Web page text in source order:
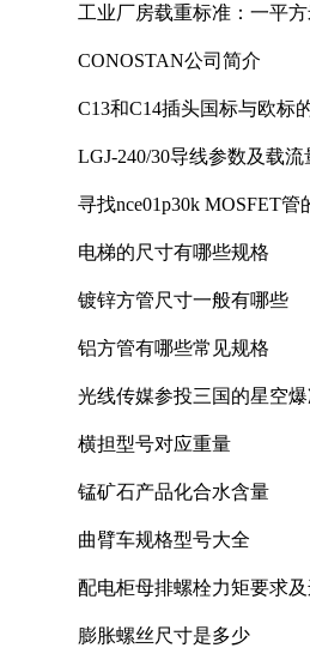
工业厂房载重标准：一平
CONOSTAN公司简介
C13和C14插头国标与欧标
LGJ-240/30导线参数及载流
寻找nce01p30k MOSFET
电梯的尺寸有哪些规格
镀锌方管尺寸一般有哪些
铝方管有哪些常见规格
光线传媒参投三国的星空
横担型号对应重量
锰矿石产品化合水含量
曲臂车规格型号大全
配电柜母排螺栓力矩要求
膨胀螺丝尺寸是多少